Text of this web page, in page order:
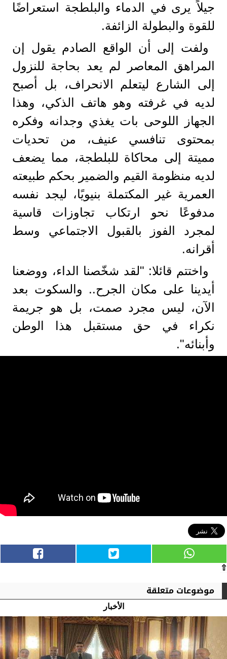
جيلاً يرى في الدماء والبلطجة استعراضًا
للقوة والبطولة الزائفة.
ولفت إلى أن الواقع الصادم يقول إن
المراهق المعاصر لم يعد بحاجة للنزول
إلى الشارع ليتعلم الانحراف، بل أصبح
لديه في غرفته وهو هاتف الذكي، وهذا
الجهاز اللوحى بات يغذي وجدانه وفكره
بمحتوى تنافسي عنيف، من تحديات
مميتة إلى محاكاة للبلطجة، مما يضعف
لديه منظومة القيم والضمير بحكم طبيعته
العمرية غير المكتملة بنيويًا، ليجد نفسه
مدفوعًا نحو ارتكاب تجاوزات قاسية
لمجرد الفوز بالقبول الاجتماعي وسط
أقرانه.
واختتم قائلا: "لقد شخّصنا الداء، ووضعنا
أيدينا على مكان الجرح.. والسكوت بعد
الآن، ليس مجرد صمت، بل هو جريمة
نكراء في حق مستقبل هذا الوطن
وأبنائه".
⇧
موضوعات متعلقة
الأخبار